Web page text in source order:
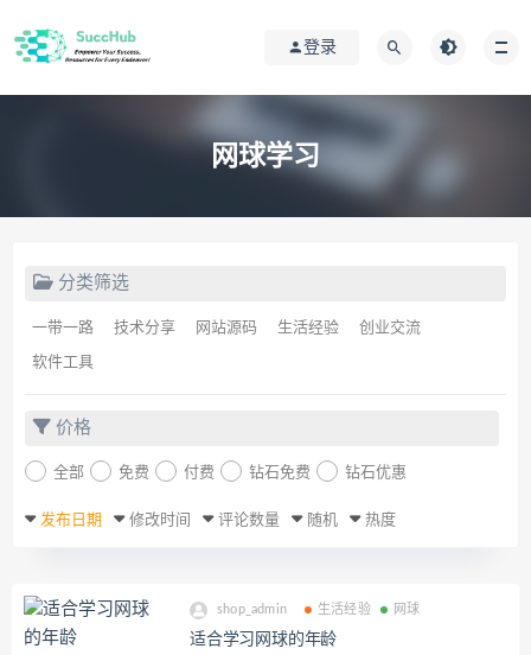
登录
网球学习
分类筛选
一带一路 技术分享 网站源码 生活经验 创业交流
软件工具
价格
全部 免费 付费 钻石免费 钻石优惠
发布日期 修改时间 评论数量 随机 热度
shop_admin 生活经验 网球
适合学习网球的年龄